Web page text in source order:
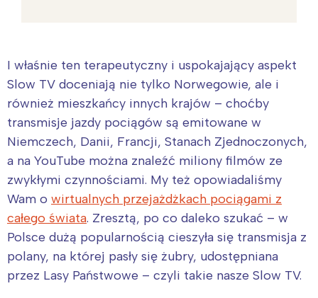
I właśnie ten terapeutyczny i uspokajający aspekt
Slow TV doceniają nie tylko Norwegowie, ale i
również mieszkańcy innych krajów – choćby
transmisje jazdy pociągów są emitowane w
Niemczech, Danii, Francji, Stanach Zjednoczonych,
a na YouTube można znaleźć miliony filmów ze
zwykłymi czynnościami. My też opowiadaliśmy
Wam o wirtualnych przejażdżkach pociągami z
całego świata. Zresztą, po co daleko szukać – w
Polsce dużą popularnością cieszyła się transmisja z
polany, na której pasły się żubry, udostępniana
przez Lasy Państwowe – czyli takie nasze Slow TV.